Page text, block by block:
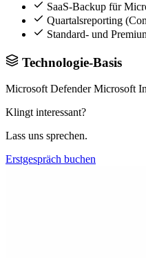
SaaS-Backup für
Quartalsreporting
Standard- und
Technologie-Basis
Microsoft DefenderMicrosoft
Klingt interessant?
Lass uns sprechen.
Erstgespräch buchen